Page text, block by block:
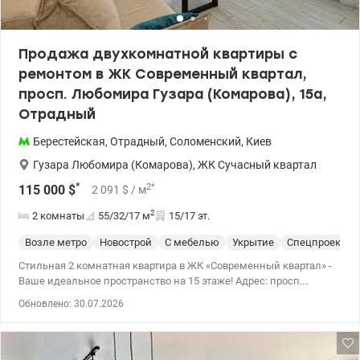
Продажа двухкомнатной квартиры с
ремонтом в ЖК Современный квартал,
просп. Любомира Гузара (Комарова), 15а,
Отрадный
Берестейская, Отрадный, Соломенский, Киев
Гузара Любомира (Комарова), ЖК Сучасный квартал
115 000 $* 2 091 $ / м2*
2 комнаты 55/32/17 м2 15/17 эт.
Возле метро Новострой С мебелью Укрытие Спецпроект
Стильная 2 комнатная квартира в ЖК «Современный квартал» -
Ваше идеальное пространство на 15 этаже! Адрес: просп.
готовая к жизни двухкомнатная квартира в одном из самых
вариант как для собственного проживания, так и для
высоколиквидной аренды. Планировка: Функциональная и
Обновлено: 30.07.2026